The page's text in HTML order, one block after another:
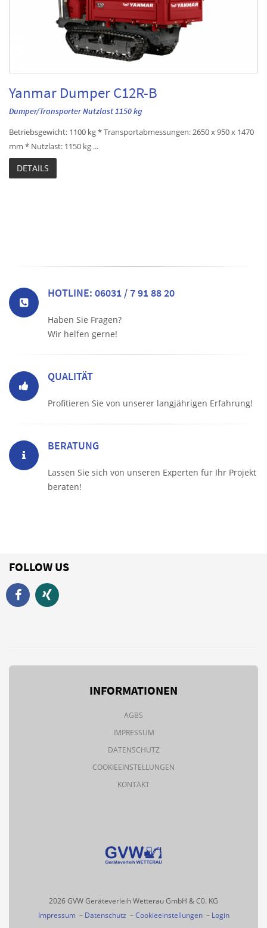
Yanmar Dumper C12R-B
Dumper/Transporter Nutzlast 1150 kg
Betriebsgewicht: 1100 kg * Transportabmessungen: 2650 x 950 x 1470
mm * Nutzlast: 1150 kg ...
DETAILS
HOTLINE: 06031 / 7 91 88 20
Haben Sie Fragen?
Wir helfen gerne!
QUALITÄT
Profitieren Sie von unserer langjährigen Erfahrung!
BERATUNG
Lassen Sie sich von unseren Experten für Ihr Projekt
beraten!
FOLLOW US
INFORMATIONEN
AGBS
IMPRESSUM
DATENSCHUTZ
COOKIEEINSTELLUNGEN
KONTAKT
2026 GVW Geräteverleih Wetterau GmbH & C0. KG
Impressum– Datenschutz –Cookieeinstellungen– Login